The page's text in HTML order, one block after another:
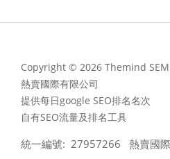
Copyright © 2026 Themind
熱賣國際有限公司
提供每日google SEO排名名次
自有SEO流量及排名工具
統一編號: 27957266 熱賣國